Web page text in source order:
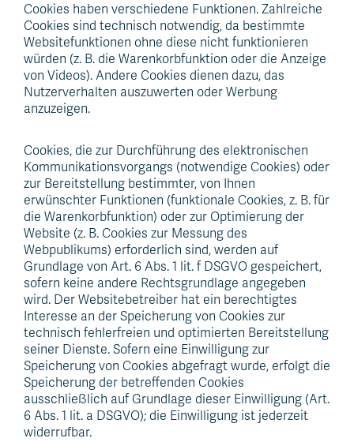
Cookies haben verschiedene Funktionen. Zahlreiche
Cookies sind technisch notwendig, da bestimmte
Websitefunktionen ohne diese nicht funktionieren
würden (z. B. die Warenkorbfunktion oder die Anzeige
von Videos). Andere Cookies dienen dazu, das
Nutzerverhalten auszuwerten oder Werbung
anzuzeigen.
Cookies, die zur Durchführung des elektronischen
Kommunikationsvorgangs (notwendige Cookies) oder
zur Bereitstellung bestimmter, von Ihnen
erwünschter Funktionen (funktionale Cookies, z. B. für
die Warenkorbfunktion) oder zur Optimierung der
Website (z. B. Cookies zur Messung des
Webpublikums) erforderlich sind, werden auf
Grundlage von Art. 6 Abs. 1 lit. f DSGVO gespeichert,
sofern keine andere Rechtsgrundlage angegeben
wird. Der Websitebetreiber hat ein berechtigtes
Interesse an der Speicherung von Cookies zur
technisch fehlerfreien und optimierten Bereitstellung
seiner Dienste. Sofern eine Einwilligung zur
Speicherung von Cookies abgefragt wurde, erfolgt die
Speicherung der betreffenden Cookies
ausschließlich auf Grundlage dieser Einwilligung (Art.
6 Abs. 1 lit. a DSGVO); die Einwilligung ist jederzeit
widerrufbar.